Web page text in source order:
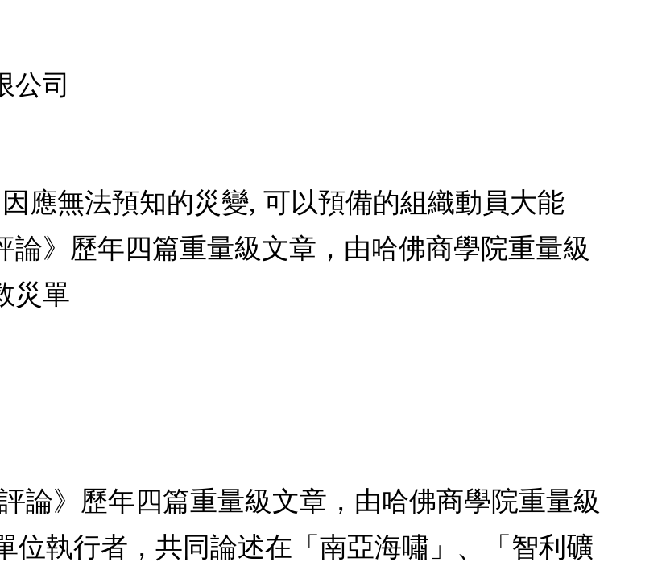
公司
應無法預知的災變, 可以預備的組織動員大能
論》歷年四篇重量級文章，由哈佛商學院重量級
災單
論》歷年四篇重量級文章，由哈佛商學院重量級
位執行者，共同論述在「南亞海嘯」、「智利礦